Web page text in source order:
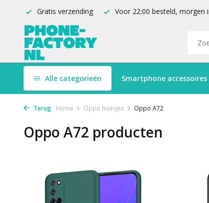
Gratis verzending Voor 22:00 besteld, morgen
Alle categorieën Smartphone accessoires
Terug Home Oppo hoesjes Oppo A72
Oppo A72 producten